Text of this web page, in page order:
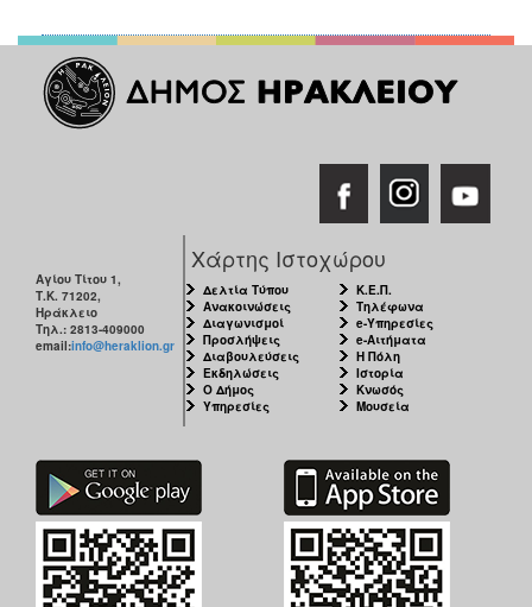
Αγίου Τίτου 1,
Τ.Κ. 71202,
Ηράκλειο
Τηλ.: 2813-409000
email:info@heraklion.gr
Χάρτης Ιστοχώρου
Δελτία Τύπου
Ανακοινώσεις
Διαγωνισμοί
Προσλήψεις
Διαβουλεύσεις
Εκδηλώσεις
Ο Δήμος
Υπηρεσίες
Κ.Ε.Π.
Τηλέφωνα
e-Υπηρεσίες
e-Αιτήματα
Η Πόλη
Ιστορία
Κνωσός
Μουσεία